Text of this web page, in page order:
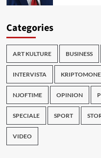
Categories
ART KULTURE BUSINESS
INTERVISTA
NJOFTIME OPINION
SPECIALE SPORT
VIDEO